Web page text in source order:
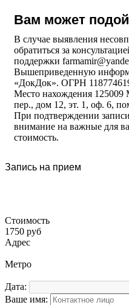
Вам может
В случае выявления
обратиться за
поддержки
Вышеприведенную
«ДокДок». ОГРН
Место нахождения 125009
пер., дом 12, эт. 1, оф. 6,
При подтверждении
внимание на важные для
стоимость.
Запись на прием
Стоимость
1750 руб
Адрес
Метро
Дата:
Ваше имя: